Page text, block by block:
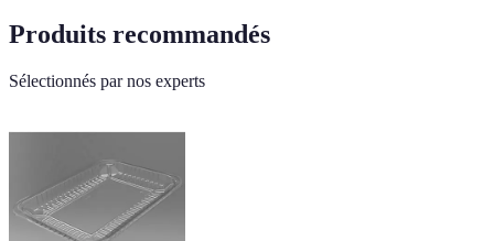
Produits recommandés
Sélectionnés par nos experts